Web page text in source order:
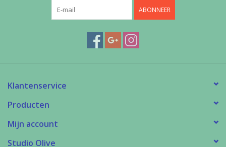
ABONNEER
Klantenservice
Producten
Mijn account
Studio Olive